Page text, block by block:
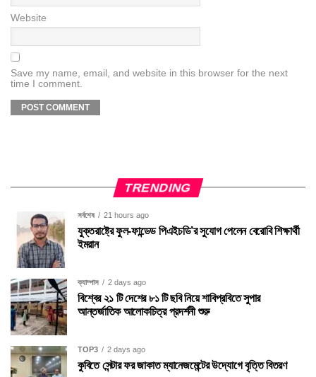
Website
Save my name, email, and website in this browser for the next
time I comment.
TRENDING
সর্বশেষ 21 hours ago
যুক্তরাষ্ট্রে ফুল-ফান্ডেড পিএইচডি’র সুযোগ পেলেন বেরোবি শিক্ষার্থী
ইমরান
ক্যাম্পাস 2 days ago
বিশ্বের ২১ টি দেশের ৮১ টি ছবি নিয়ে শাবিপ্রবিতে সুপার
আন্তর্জাতিক আলোকচিত্র প্রদর্শনী শুরু
TOP3 2 days ago
কুবিতে সেন্টার ফর জাকাত ম্যানেজমেন্টের উদ্যোগে বৃত্তি বিতরণ